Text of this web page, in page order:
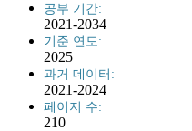
공부 기간:
2021-2034
기준 연도:
2025
과거 데이터:
2021-2024
페이지 수:
210